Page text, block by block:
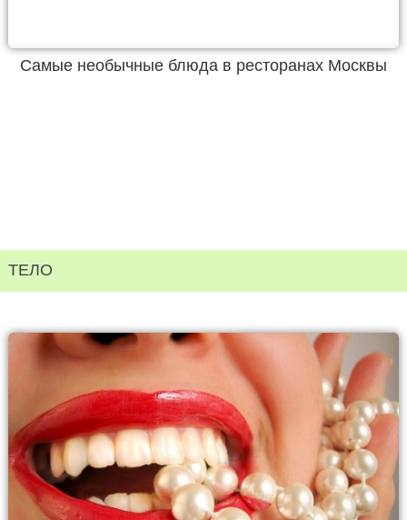
Самые необычные блюда в ресторанах Москвы
ТЕЛО